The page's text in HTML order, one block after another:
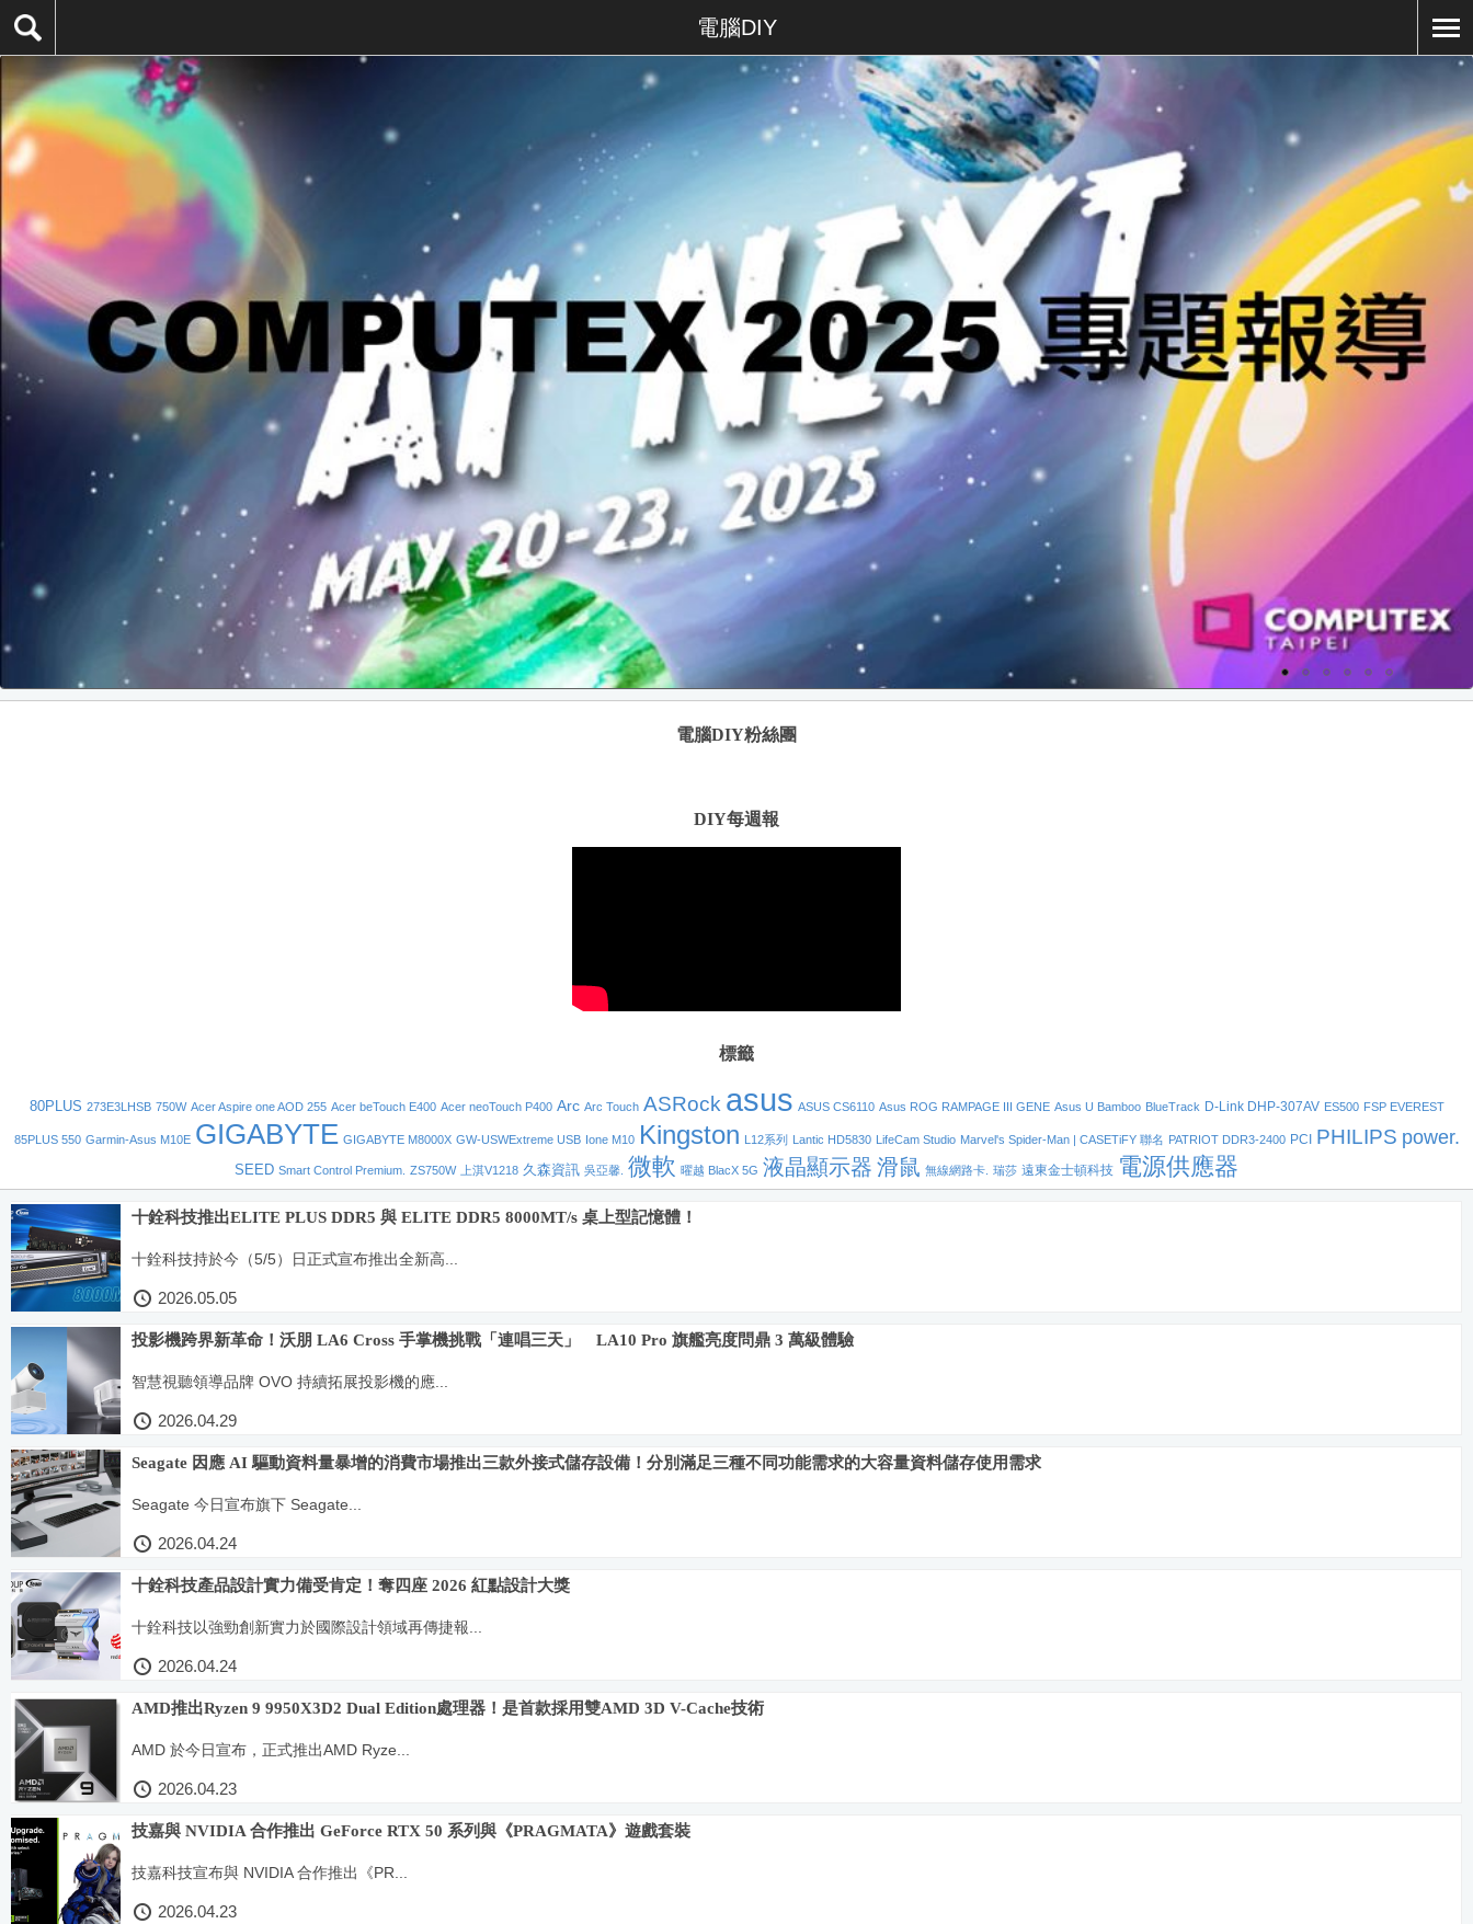
電腦DIY
電腦DIY粉絲團
DIY每週報
標籤
80PLUS 273E3LHSB 750W Acer Aspire one AOD 255 Acer beTouch E400 Acer neoTouch P400 Arc Arc Touch ASRock asus ASUS CS6110 Asus ROG RAMPAGE III GENE Asus U Bamboo BlueTrack D-Link DHP-307AV ES500 FSP EVEREST
85PLUS 550 Garmin-Asus M10E GIGABYTE GIGABYTE M8000X GW-USWExtreme USB Ione M10 Kingston L12系列 Lantic HD5830 LifeCam Studio Marvel's Spider-Man | CASETiFY 聯名 PATRIOT DDR3-2400 PCI PHILIPS power.
SEED Smart Control Premium. ZS750W 上淇V1218 久森資訊 吳亞馨. 微軟 曜越 BlacX 5G 液晶顯示器 滑鼠 無線網路卡. 瑞莎 遠東金士頓科技 電源供應器
十銓科技推出ELITE PLUS DDR5 與 ELITE DDR5 8000MT/s 桌上型記憶體！
十銓科技持於今（5/5）日正式宣布推出全新高...
2026.05.05
投影機跨界新革命！沃朋 LA6 Cross 手掌機挑戰「連唱三天」 LA10 Pro 旗艦亮度問鼎 3 萬級體驗
智慧視聽領導品牌 OVO 持續拓展投影機的應...
2026.04.29
Seagate 因應 AI 驅動資料量暴增的消費市場推出三款外接式儲存設備！分別滿足三種不同功能需求的大容量資料儲存使用需求
Seagate 今日宣布旗下 Seagate...
2026.04.24
十銓科技產品設計實力備受肯定！奪四座 2026 紅點設計大獎
十銓科技以強勁創新實力於國際設計領域再傳捷報...
2026.04.24
AMD推出Ryzen 9 9950X3D2 Dual Edition處理器！是首款採用雙AMD 3D V-Cache技術
AMD 於今日宣布，正式推出AMD Ryze...
2026.04.23
技嘉與 NVIDIA 合作推出 GeForce RTX 50 系列與《PRAGMATA》遊戲套裝
技嘉科技宣布與 NVIDIA 合作推出《PR...
2026.04.23